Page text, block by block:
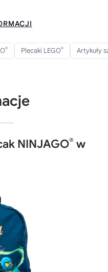
® Plecaki LEGO® Artykuły
NINJAGO® w